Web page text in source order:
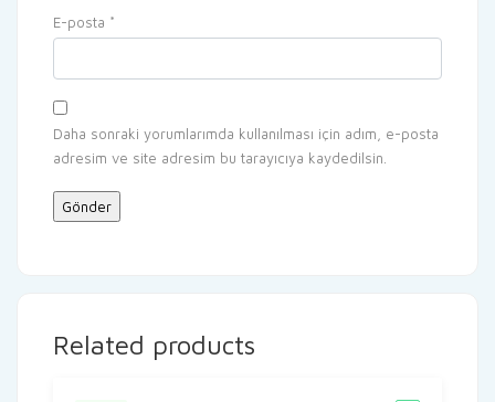
E-posta *
Daha sonraki yorumlarımda kullanılması için adım, e-posta
adresim ve site adresim bu tarayıcıya kaydedilsin.
Related products